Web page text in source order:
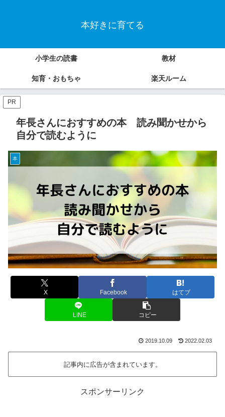
本好きに育てる
小学生の読書 教材
知育・おもちゃ 楽天ルーム
PR
年長さんにおすすめの本 読み聞かせから
自分で読むように
本
X Facebook はてブ
LINE コピー
2019.10.09 2022.02.03
記事内に広告が含まれています。
スポンサーリンク